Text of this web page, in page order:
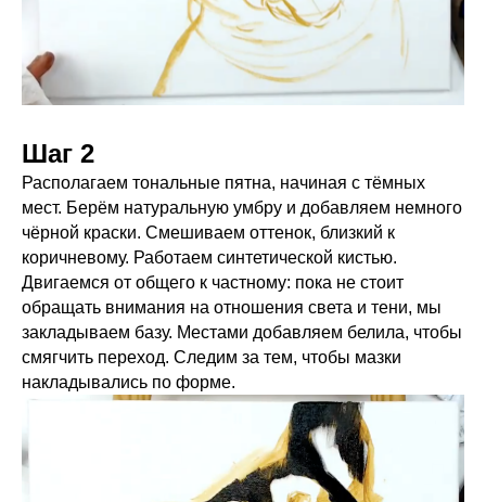
Шаг 2
Располагаем тональные пятна, начиная с тёмных
мест. Берём натуральную умбру и добавляем немного
чёрной краски. Смешиваем оттенок, близкий к
коричневому. Работаем синтетической кистью.
Двигаемся от общего к частному: пока не стоит
обращать внимания на отношения света и тени, мы
закладываем базу. Местами добавляем белила, чтобы
смягчить переход. Следим за тем, чтобы мазки
накладывались по форме.